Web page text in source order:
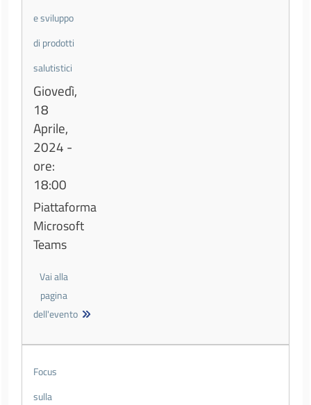
e sviluppo
di prodotti
salutistici
Giovedì,
18
Aprile,
2024 -
ore:
18:00
Piattaforma
Microsoft
Teams
Vai alla
pagina
dell'evento
Focus
sulla